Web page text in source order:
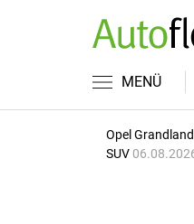
MENÜ
Opel
SUV